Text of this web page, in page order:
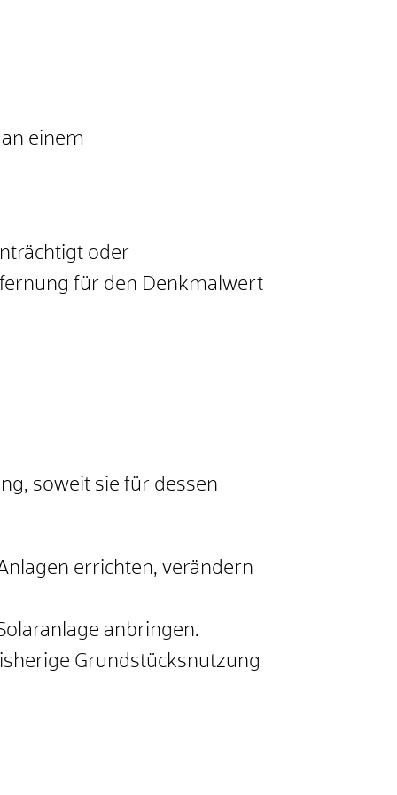
einem
oder
für den Denkmalwert
soweit sie für dessen
errichten, verändern
anbringen.
Grundstücksnutzung